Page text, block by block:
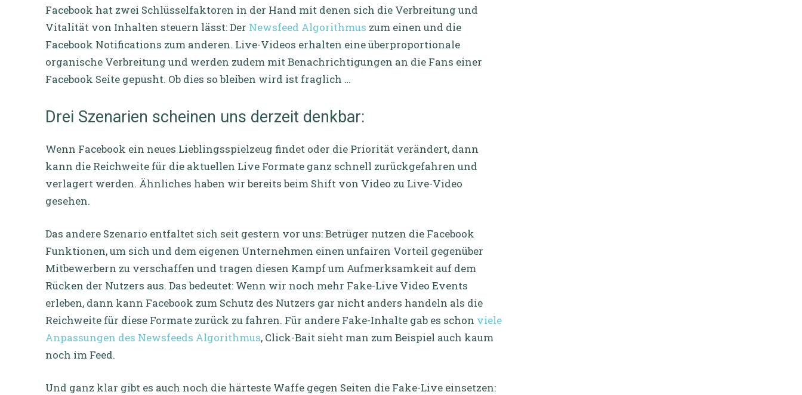
Facebook hat zwei Schlüsselfaktoren in der Hand mit denen sich die Verbreitung und
Vitalität von Inhalten steuern lässt: Der Newsfeed Algorithmus zum einen und die
Facebook Notifications zum anderen. Live-Videos erhalten eine überproportionale
organische Verbreitung und werden zudem mit Benachrichtigungen an die Fans einer
Facebook Seite gepusht. Ob dies so bleiben wird ist fraglich …
Drei Szenarien scheinen uns derzeit denkbar:
Wenn Facebook ein neues Lieblingsspielzeug findet oder die Priorität verändert, dann
kann die Reichweite für die aktuellen Live Formate ganz schnell zurückgefahren und
verlagert werden. Ähnliches haben wir bereits beim Shift von Video zu Live-Video
gesehen.
Das andere Szenario entfaltet sich seit gestern vor uns: Betrüger nutzen die Facebook
Funktionen, um sich und dem eigenen Unternehmen einen unfairen Vorteil gegenüber
Mitbewerbern zu verschaffen und tragen diesen Kampf um Aufmerksamkeit auf dem
Rücken der Nutzers aus. Das bedeutet: Wenn wir noch mehr Fake-Live Video Events
erleben, dann kann Facebook zum Schutz des Nutzers gar nicht anders handeln als die
Reichweite für diese Formate zurück zu fahren. Für andere Fake-Inhalte gab es schon viele
Anpassungen des Newsfeeds Algorithmus, Click-Bait sieht man zum Beispiel auch kaum
noch im Feed.
Und ganz klar gibt es auch noch die härteste Waffe gegen Seiten die Fake-Live einsetzen: